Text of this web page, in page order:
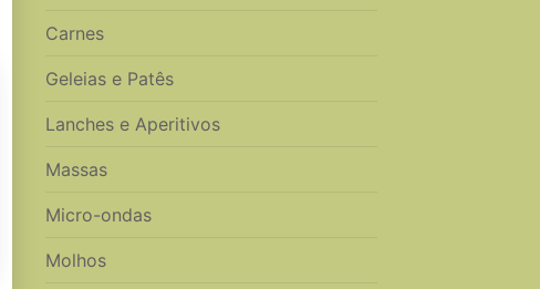
Carnes
Geleias e Patês
Lanches e Aperitivos
Massas
Micro-ondas
Molhos